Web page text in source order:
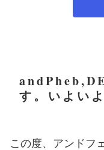
す。いよい
この度、アンドフ